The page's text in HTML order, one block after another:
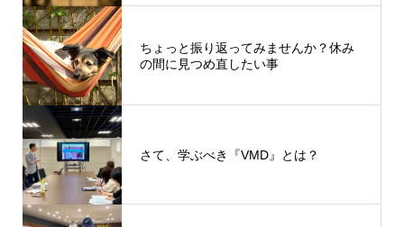
ちょっと振り返ってみませんか？休み
の間に見つめ直したい事
さて、学ぶべき『VMD』とは？